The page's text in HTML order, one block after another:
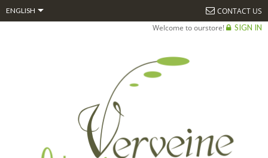
ENGLISH
CONTACT US
Welcome to ourstore!
SIGN IN